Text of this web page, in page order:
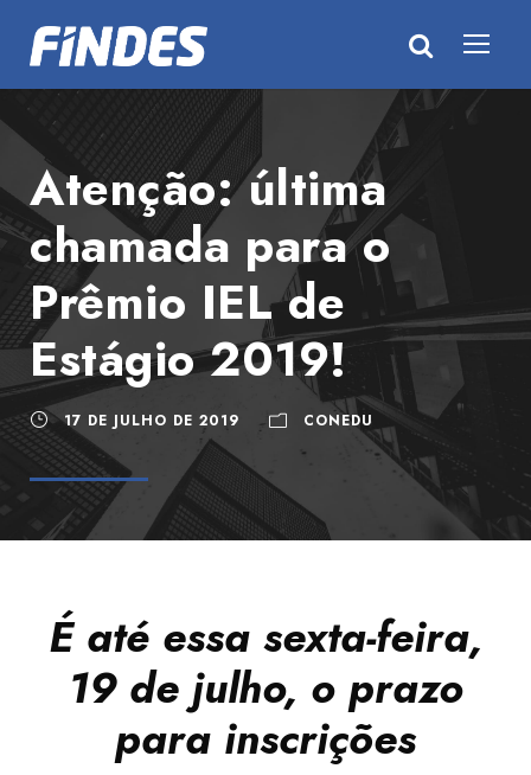
Atenção: última
chamada para o
Prêmio IEL de
Estágio 2019!
17 DE JULHO DE 2019 CONEDU
É até essa sexta-feira,
19 de julho, o prazo
para inscrições